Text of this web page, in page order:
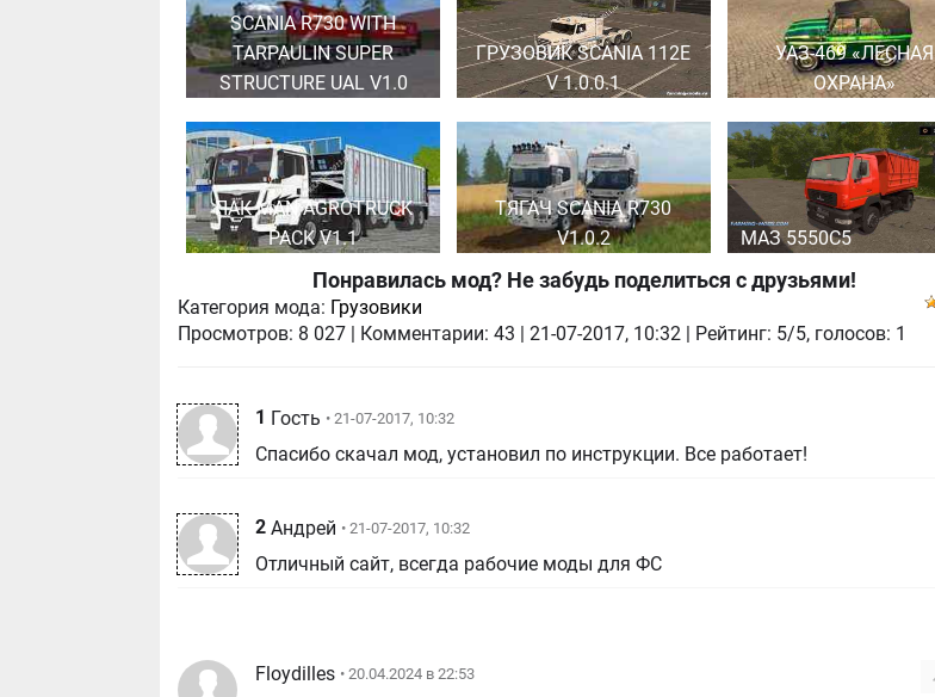
SCANIA R730 WITH
TARPAULIN SUPER
STRUCTURE UAL V1.0
ГРУЗОВИК SCANIA 112E
V 1.0.0.1
УАЗ-469 «ЛЕСНАЯ
ОХРАНА»
ПАК MAN AGROTRUCK
PACK V1.1
ТЯГАЧ SCANIA R730
V1.0.2
МАЗ 5550C5
Понравилась мод? Не забудь поделиться с друзьями!
Категория мода: Грузовики
Просмотров: 8 027 Комментарии: 43 |21-07-2017, 10:32 | Рейтинг: 5/5, голосов: 1
1 Гость • 21-07-2017, 10:32
Спасибо скачал мод, установил по инструкции. Все работает!
2 Андрей • 21-07-2017, 10:32
Отличный сайт, всегда рабочие моды для ФС
Floydilles • 20.04.2024 в 22:53